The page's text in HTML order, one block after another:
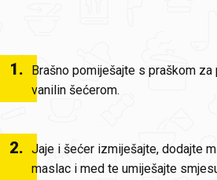
1.
Brašno pomiješajte s praškom
vanilin šećerom.
2. Jaje i šećer izmiješajte, dodajte
maslac i med te umiješajte